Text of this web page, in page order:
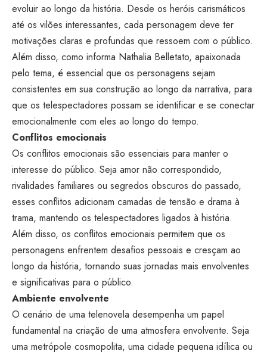
evoluir ao longo da história. Desde os heróis carismáticos
até os vilões interessantes, cada personagem deve ter
motivações claras e profundas que ressoem com o público.
Além disso, como informa Nathalia Belletato, apaixonada
pelo tema, é essencial que os personagens sejam
consistentes em sua construção ao longo da narrativa, para
que os telespectadores possam se identificar e se conectar
emocionalmente com eles ao longo do tempo.
Conflitos emocionais
Os conflitos emocionais são essenciais para manter o
interesse do público. Seja amor não correspondido,
rivalidades familiares ou segredos obscuros do passado,
esses conflitos adicionam camadas de tensão e drama à
trama, mantendo os telespectadores ligados à história.
Além disso, os conflitos emocionais permitem que os
personagens enfrentem desafios pessoais e cresçam ao
longo da história, tornando suas jornadas mais envolventes
e significativas para o público.
Ambiente envolvente
O cenário de uma telenovela desempenha um papel
fundamental na criação de uma atmosfera envolvente. Seja
uma metrópole cosmopolita, uma cidade pequena idílica ou